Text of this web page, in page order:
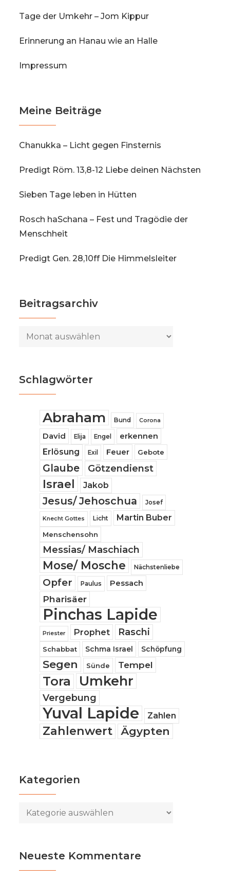
Tage der Umkehr – Jom Kippur
Erinnerung an Hanau wie an Halle
Impressum
Meine Beiträge
Chanukka – Licht gegen Finsternis
Predigt Röm. 13,8-12 Liebe deinen Nächsten
Sieben Tage leben in Hütten
Rosch haSchana – Fest und Tragödie der
Menschheit
Predigt Gen. 28,10ff Die Himmelsleiter
Beitragsarchiv
Beitragsarchiv
Schlagwörter
Abraham Bund Corona
David Elija Engel erkennen
Erlösung Exil Feuer Gebote
Glaube Götzendienst
Israel Jakob
Jesus/ Jehoschua Josef
Knecht Gottes Licht Martin Buber
Menschensohn
Messias/ Maschiach
Mose/ Mosche Nächstenliebe
Opfer Paulus Pessach
Pharisäer
Pinchas Lapide
Priester Prophet Raschi
Schabbat Schma Israel Schöpfung
Segen Sünde Tempel
Tora Umkehr
Vergebung
Yuval Lapide Zahlen
Zahlenwert Ägypten
Kategorien
Kategorien
Neueste Kommentare